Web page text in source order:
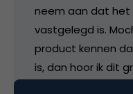
neem aan dat het
vastgelegd is.
product kennen
is, dan hoor ik dit